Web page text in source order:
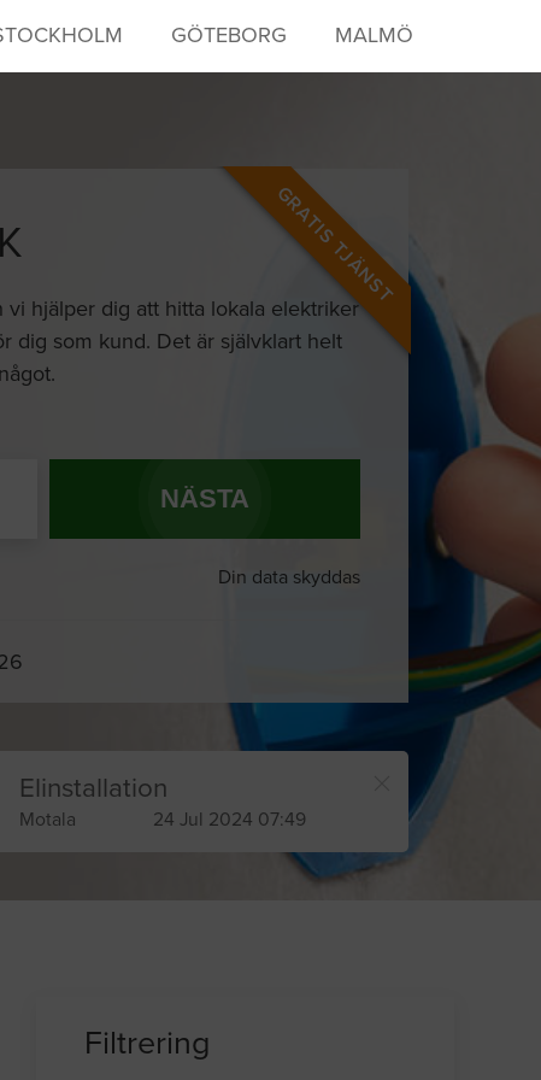
GÖTEBORG MALMÖ
GRATIS TJÄNST
hjälper dig att hitta lokala elektriker
dig som kund. Det är självklart helt
NÄSTA
Din data skyddas
Elinstallation
Motala 24 Jul 2024 07:49
Filtrering